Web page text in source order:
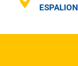
ESPALION